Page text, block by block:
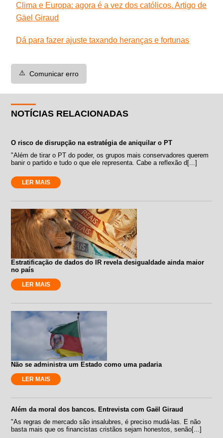
Clima e Europa: agora é a vez dos católicos. Artigo de
Gäel Giraud
Dá para fazer ajuste taxando heranças e fortunas
⚠️ Comunicar erro
NOTÍCIAS RELACIONADAS
O risco de disrupção na estratégia de aniquilar o PT
"Além de tirar o PT do poder, os grupos mais conservadores querem
banir o partido e tudo o que ele representa. Cabe a reflexão d[...]
LER MAIS
Estratificação de dados do IR revela desigualdade ainda maior
no país
LER MAIS
Não se administra um Estado como uma padaria
LER MAIS
Além da moral dos bancos. Entrevista com Gaël Giraud
"As regras de mercado são insalubres, é preciso mudá-las. E não
basta mais que os financistas cristãos sejam honestos, senão[...]